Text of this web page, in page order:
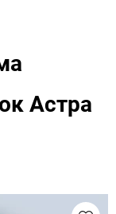
Астра